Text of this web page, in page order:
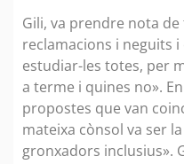
Gili, va prendre nota
reclamacions i neguits
estudiar-les totes, per
a terme i quines no».
propostes que van
mateixa cònsol va ser
gronxadors inclusius».